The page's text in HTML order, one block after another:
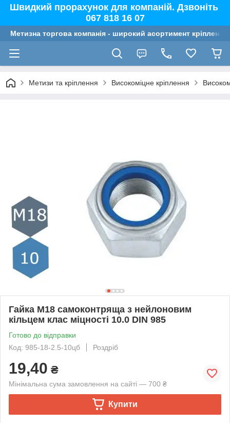
Швидкий прорахунок для компаній. Дзвоніть
067 818 16 07
Метизна торгова компанія - широкий асортимент
Метизи та кріплення Високоміцне кріплення
Гайка М18 самоконтряща з нейлоновим
кільцем клас міцності 10.0 DIN 985
Готово до відправки
Код: 985-18-2.5-10цб
Роздріб
19,40 ₴
Мінімальна сума замовлення на сайті — 700 ₴
Купити